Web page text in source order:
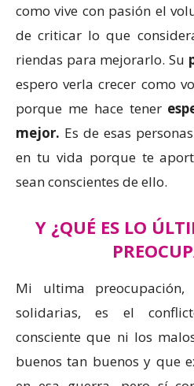
como vive con pasión el
de criticar lo que
riendas para mejorarlo. Su
espero verla crecer como
porque me hace tener
mejor. Es de esas
en tu vida porque te
sean conscientes de ello.
Y ¿QUÉ ES LO
Mi ultima preocupación,
solidarias, es el
consciente que ni los
buenos tan buenos y que